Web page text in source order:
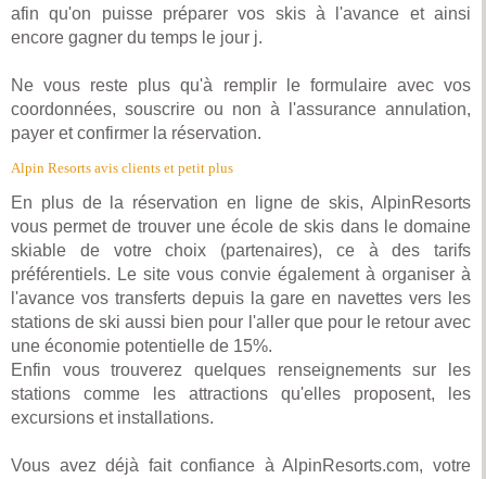
afin qu'on puisse préparer vos skis à l'avance et ainsi
encore gagner du temps le jour j.
Ne vous reste plus qu'à remplir le formulaire avec vos
coordonnées, souscrire ou non à l'assurance annulation,
payer et confirmer la réservation.
Alpin Resorts avis clients et petit plus
En plus de la réservation en ligne de skis, AlpinResorts
vous permet de trouver une école de skis dans le domaine
skiable de votre choix (partenaires), ce à des tarifs
préférentiels. Le site vous convie également à organiser à
l'avance vos transferts depuis la gare en navettes vers les
stations de ski aussi bien pour l'aller que pour le retour avec
une économie potentielle de 15%.
Enfin vous trouverez quelques renseignements sur les
stations comme les attractions qu'elles proposent, les
excursions et installations.
Vous avez déjà fait confiance à AlpinResorts.com, votre